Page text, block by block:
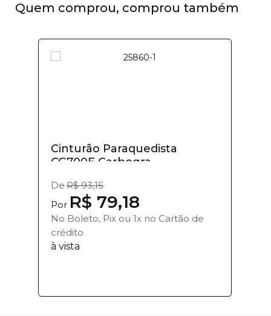
Quem comprou, comprou também
Cinturão Paraquedista
CG700E Carbogra...
De R$ 93,15
Por R$ 79,18
No Boleto, Pix ou 1x no Cartão de
crédito
à vista